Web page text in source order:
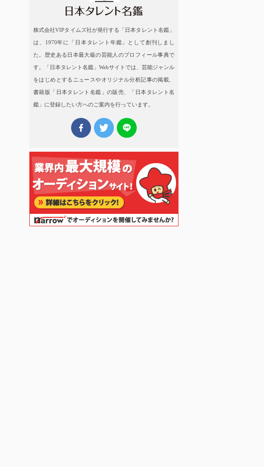
株式会社VIPタイムズ社が発行する「日本タレント名鑑」
は、1970年に「日本タレント年鑑」として創刊しまし
た。歴史ある日本最大級の芸能人のプロフィール事典で
す。「日本タレント名鑑」Webサイトでは、芸能ジャンル
をはじめとするニュースやオリジナル分析記事の掲載、
書籍版「日本タレント名鑑」の販売、「日本タレント名
鑑」に登録したい方へのご案内を行っています。